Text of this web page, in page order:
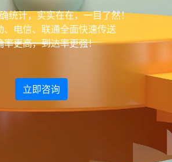
统计，实实在在，一目了然！
、电信、联通全面快速传送
率更高，到达率更强！
立即咨询